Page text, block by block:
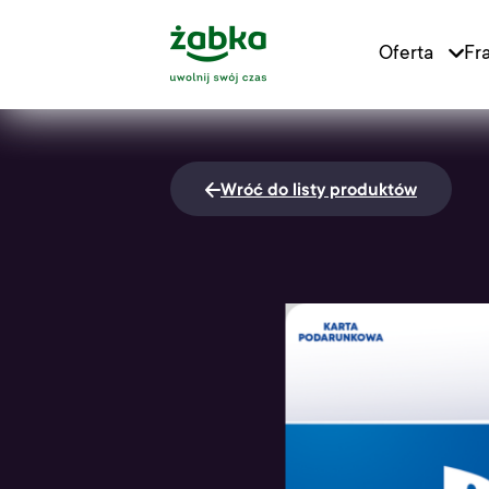
Main Logo
Main
Oferta
Wróć do listy produktów